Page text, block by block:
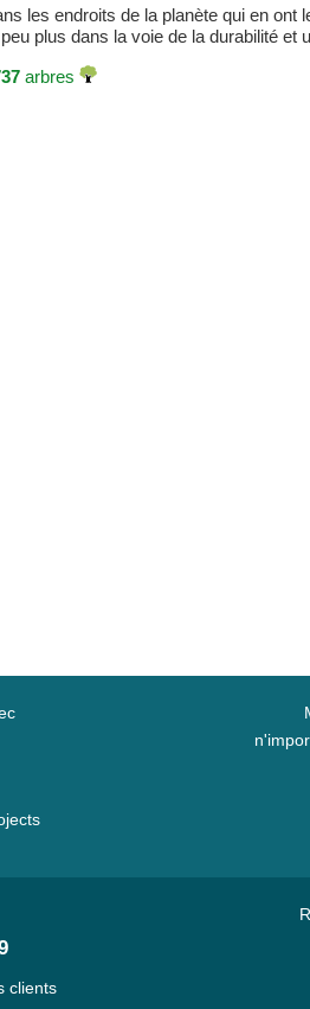
les endroits de la planète qui en ont
plus dans la voie de la durabilité et
arbres
clients